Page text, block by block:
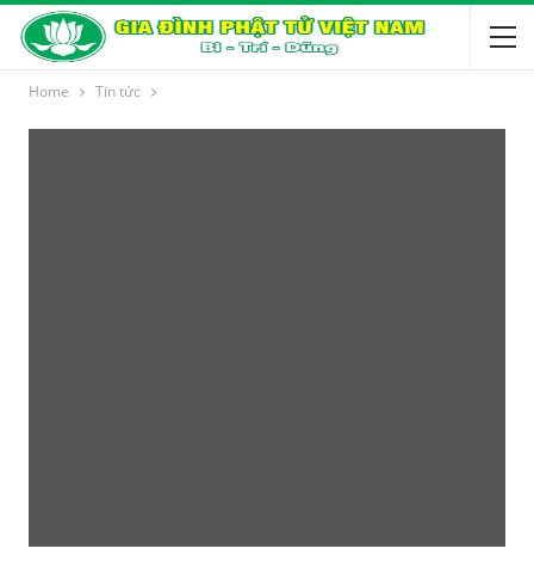
Home Tin tức